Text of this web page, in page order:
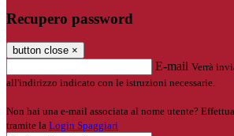
Recupero password
button close ×
E-mail Verrà
all'indirizzo indicato con le istruzioni necessarie.
Non hai una e-mail associata al nome utente?
tramite la Login Spaggiari